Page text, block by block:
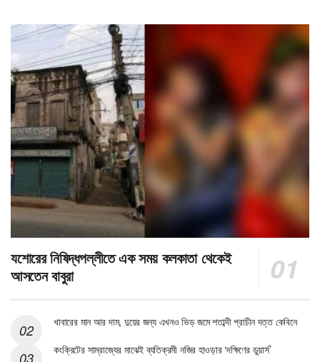
যশোরের নিষিদ্ধপল্লীতে এক সময় কলকাতা থেকেই
আসতেন বাবুরা
খাবারের মান আর দাম, দুয়ের জন্য এখনও ভিড় জমে শতাব্দী প্রাচীন দত্ত কেবিনে
কংক্রিটের সাম্রাজ্যের মাঝেই ব্যতিক্রমী নজির হাওড়ার ‘দক্ষিণের ডুয়ার্স’